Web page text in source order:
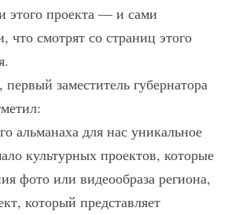
этого проекта — и сами
что смотрят со страниц этого
заместитель губернатора
альманаха для нас уникальное
культурных проектов, которые
фото или видеообраза региона,
который представляет